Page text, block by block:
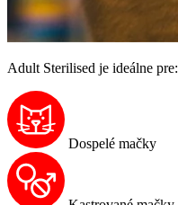
Adult Sterilised je ideálne pre:
Dospelé mačky